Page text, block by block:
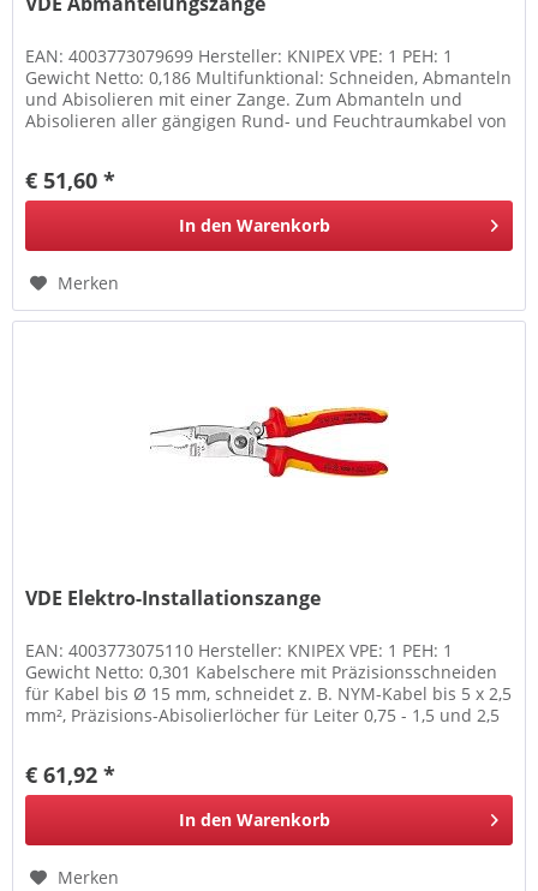
EAN: 4003773079699 Hersteller: KNIPEX VPE: 1 PEH: 1
Gewicht Netto: 0,186 Multifunktional: Schneiden, Abmanteln
und Abisolieren mit einer Zange. Zum Abmanteln und
Abisolieren aller gängigen Rund- und Feuchtraumkabel von
€ 51,60 *
In den Warenkorb
Merken
VDE Elektro-Installationszange
EAN: 4003773075110 Hersteller: KNIPEX VPE: 1 PEH: 1
Gewicht Netto: 0,301 Kabelschere mit Präzisionsschneiden
für Kabel bis Ø 15 mm, schneidet z. B. NYM-Kabel bis 5 x 2,5
mm², Präzisions-Abisolierlöcher für Leiter 0,75 - 1,5 und 2,5
€ 61,92 *
In den Warenkorb
Merken